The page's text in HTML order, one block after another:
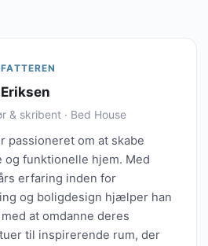
& skribent · Bed House
passioneret om at skabe
og funktionelle hjem. Med
erfaring inden for
og boligdesign hjælper han
at omdanne deres
til inspirerende rum, der